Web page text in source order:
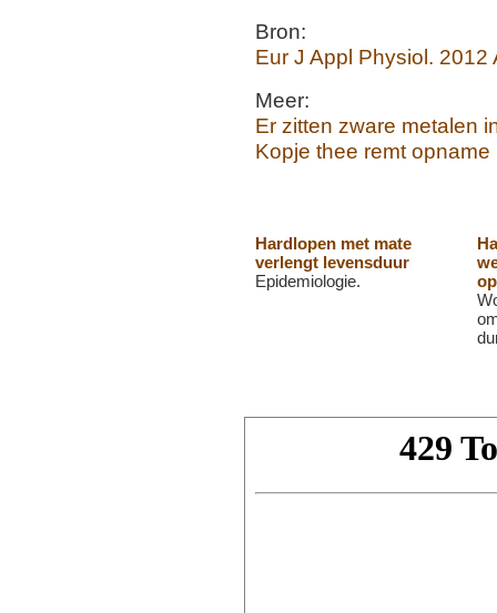
Bron:
Eur J Appl Physiol. 2012
Meer:
Er zitten zware metalen
Kopje thee remt opname
Hardlopen met mate
verlengt levensduur
Epidemiologie.